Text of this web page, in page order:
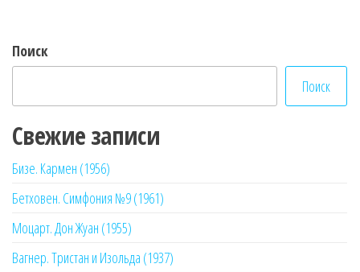
Поиск
Поиск
Свежие записи
Бизе. Кармен (1956)
Бетховен. Симфония №9 (1961)
Моцарт. Дон Жуан (1955)
Вагнер. Тристан и Изольда (1937)